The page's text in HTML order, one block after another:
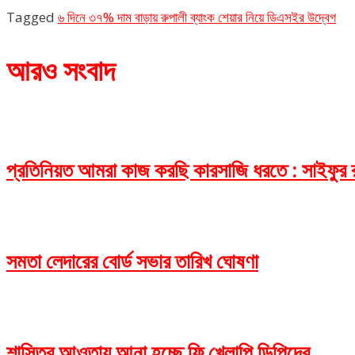
Tagged ৬ দিনে ৩৭% দাম বাড়ায় রুপালী ব্যাংক শেয়ার নিয়ে ডিএসইর উদ্বেগ
আরও সংবাদ
প্রতিনিয়ত আমরা কাজ করছি কারসাজি ধরতে : সাইফুর
সমতা লেদারের বোর্ড সভার তারিখ ঘোষণা